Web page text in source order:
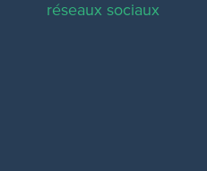
réseaux sociaux